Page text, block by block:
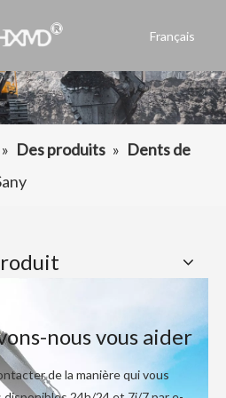
Français
العربية
Pусский
Español
» Des produits » Dents de
nous vous aider
de la manière qui vous